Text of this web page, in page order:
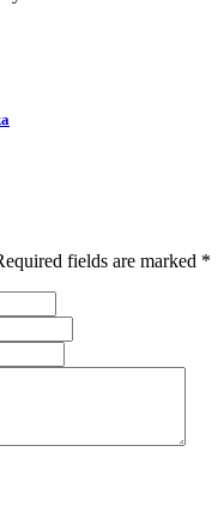
fields are marked *